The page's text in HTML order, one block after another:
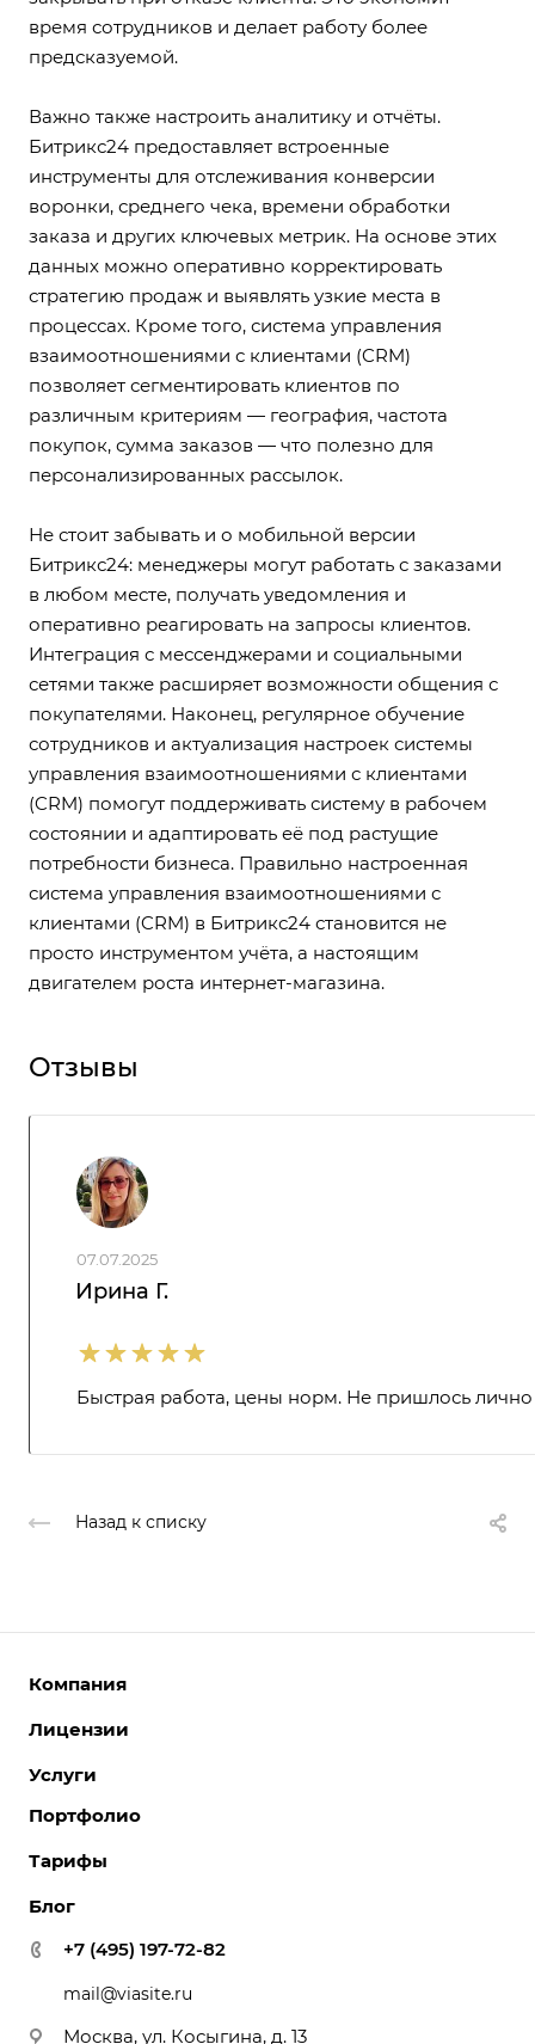
время сотрудников и делает работу более
предсказуемой.
Важно также настроить аналитику и отчёты.
Битрикс24 предоставляет встроенные
инструменты для отслеживания конверсии
воронки, среднего чека, времени обработки
заказа и других ключевых метрик. На основе этих
данных можно оперативно корректировать
стратегию продаж и выявлять узкие места в
процессах. Кроме того, система управления
взаимоотношениями с клиентами (CRM)
позволяет сегментировать клиентов по
различным критериям — география, частота
покупок, сумма заказов — что полезно для
персонализированных рассылок.
Не стоит забывать и о мобильной версии
Битрикс24: менеджеры могут работать с заказами
в любом месте, получать уведомления и
оперативно реагировать на запросы клиентов.
Интеграция с мессенджерами и социальными
сетями также расширяет возможности общения с
покупателями. Наконец, регулярное обучение
сотрудников и актуализация настроек системы
управления взаимоотношениями с клиентами
(CRM) помогут поддерживать систему в рабочем
состоянии и адаптировать её под растущие
потребности бизнеса. Правильно настроенная
система управления взаимоотношениями с
клиентами (CRM) в Битрикс24 становится не
просто инструментом учёта, а настоящим
двигателем роста интернет-магазина.
Отзывы
07.07.2025
Ирина Г.
Быстрая работа, цены норм. Не пришлось
Назад к списку
Компания
О компании
Отзывы
Вакансии
Реквизиты
Контакты
Лицензии
Лицензии
Интернет-магазины
Корпоративные сайты
Лицензии 1С-Битрикс
Битрикс24. Облако
Битрикс24. Коробка
Услуги
Разработка сайтов
Поддержка сайтов
Внедрение системы управления взаимоотношениями с
Портфолио
Тарифы
Блог
+7 (495) 197-72-82
mail@viasite.ru
Москва, ул. Косыгина, д. 13